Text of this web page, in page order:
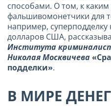
способами. О том, к
фальшивомонетчики для
например,
долларов США,
Института
Николая Москвичева
подделки».
В МИРЕ ДЕНЕГ